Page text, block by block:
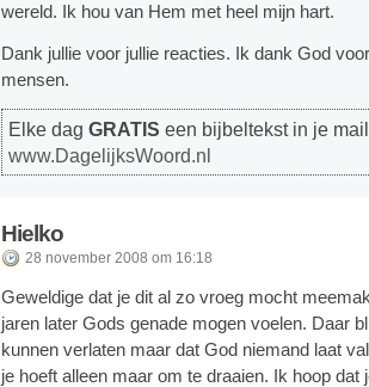
wereld. Ik hou van Hem met heel mijn hart.
Dank jullie voor jullie reacties. Ik dank God
mensen.
Elke dag GRATIS een bijbeltekst in je
www.DagelijksWoord.nl
Hielko
28 november 2008 om 16:18
Geweldige dat je dit al zo vroeg mocht
jaren later Gods genade mogen voelen. Daar
kunnen verlaten maar dat God niemand laat
je hoeft alleen maar om te draaien. Ik hoop dat